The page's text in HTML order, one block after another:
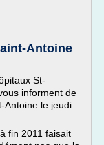
Antoine
St-
informent de
Antoine le jeudi
fin 2011 faisait